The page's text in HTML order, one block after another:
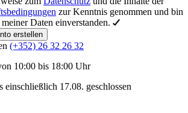
zur Kenntnis genommen und bin
Daten einverstanden.
erstellen
(+352) 26 32 26 32
10:00 bis 18:00 Uhr
einschließlich 17.08. geschlossen